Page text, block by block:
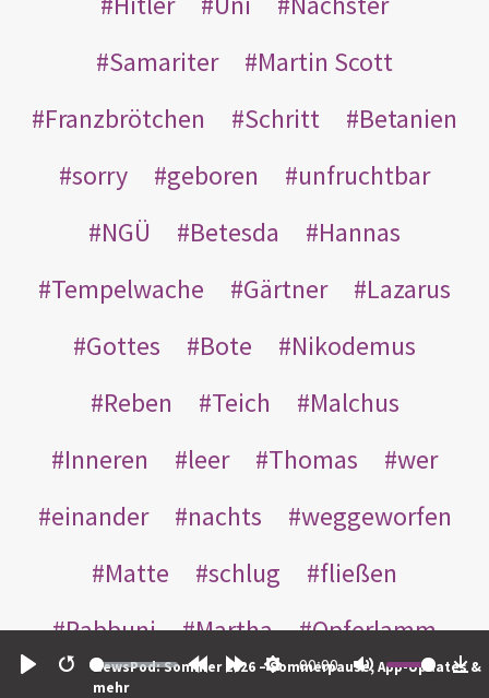
Restart
00:00
NewsPod: Sommer 2026 – Sommerpause, App-Updates &
mehr
Samariter
Martin Scott
Franzbrötchen
Schritt
Betanien
sorry
geboren
unfruchtbar
NGÜ
Betesda
Hannas
Tempelwache
Gärtner
Lazarus
Gottes
Bote
Nikodemus
Reben
Teich
Malchus
Inneren
leer Thomas
wer
einander
nachts
weggeworfen
Matte
schlug
fließen
Rabbuni
Martha
Opferlamm
gewaschen
jüdischen